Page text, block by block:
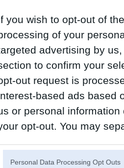
you wish to opt-out of
of your
advertising by
to confirm your
out request is
based ads based
or personal
opt-out. You may
Personal Data Processing Opt Outs